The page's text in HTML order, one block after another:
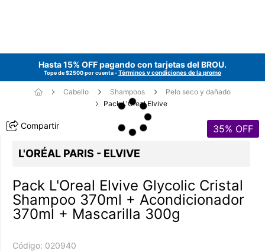
Hasta 15% OFF pagando con tarjetas del BROU.
Tope de $2500 por cuenta -Términos y condiciones de la promo
Cabello Shampoos
Pelo seco y dañado
Pack L'Oreal Elvive
Compartir 35% OFF
L'ORÉAL PARIS - ELVIVE
Pack L'Oreal Elvive Glycolic Cristal
Shampoo 370ml + Acondicionador
370ml + Mascarilla 300g
Código: 020940